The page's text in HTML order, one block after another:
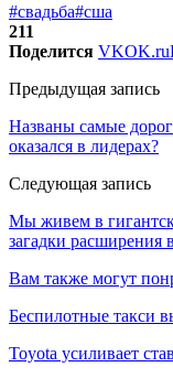
#свадьба#сша
211
Поделится VKOK.ru
Предыдущая запись
Названы самые
оказался в лидерах?
Следующая запись
Мы живем в
загадки расширения
Вам также могут
Беспилотные такси
Toyota усиливает